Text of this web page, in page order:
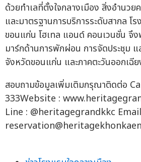
ด้วยทำเลที่ตั้งใจกลางเมือง สิ่งอำนวย
และมาตรฐานการบริการระดับสากล โ
ขอนแก่น โฮเทล แอนด์ คอนเวนชั่น จึ
มาร์กด้านการพักผ่อน การจัดประชุม แ
จังหวัดขอนแก่น และภาคตะวันออกเฉี
สอบถามข้อมูลเพิ่มเติมกรุณาติดต่อ
333Website :
Line : @heritagegrandkkc